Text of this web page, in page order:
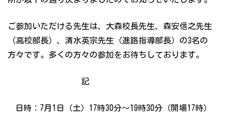
ご参加いただける先生は、大森校長先生、森安信之先生
（高校部長）、清水英宗先生（進路指導部長）の3名の
方々です。多くの方々の参加をお待ちしております。
記
日時：7月1日（土）17時30分～19時30分（開場17時）